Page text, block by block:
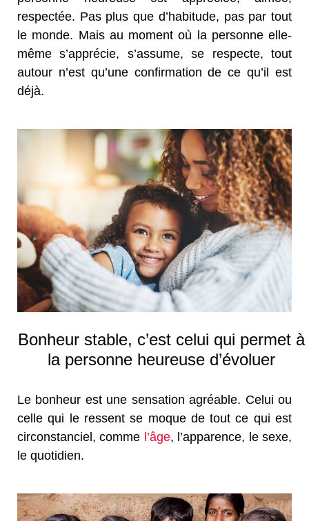
respectée. Pas plus que d’habitude, pas par tout
le monde. Mais au moment où la personne elle-
même s’apprécie, s’assume, se respecte, tout
autour n’est qu’une confirmation de ce qu’il est
déjà.
Bonheur stable, c’est celui qui permet à
la personne heureuse d’évoluer
Le bonheur est une sensation agréable. Celui ou
celle qui le ressent se moque de tout ce qui est
circonstanciel, comme l’âge, l’apparence, le sexe,
le quotidien.